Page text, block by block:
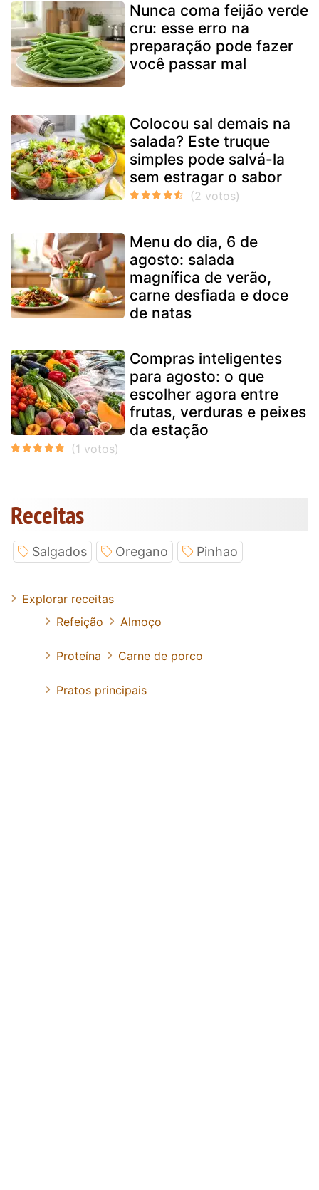
Nunca coma feijão verde
cru: esse erro na
preparação pode fazer
você passar mal
Colocou sal demais na
salada? Este truque
simples pode salvá-la
sem estragar o sabor
Menu do dia, 6 de
agosto: salada
magnífica de verão,
carne desfiada e doce
de natas
Compras inteligentes
para agosto: o que
escolher agora entre
frutas, verduras e peixes
da estação
Receitas
Salgados Oregano Pinhao
Explorar receitas
Refeição
Almoço
Proteína Carne de porco
Pratos principais